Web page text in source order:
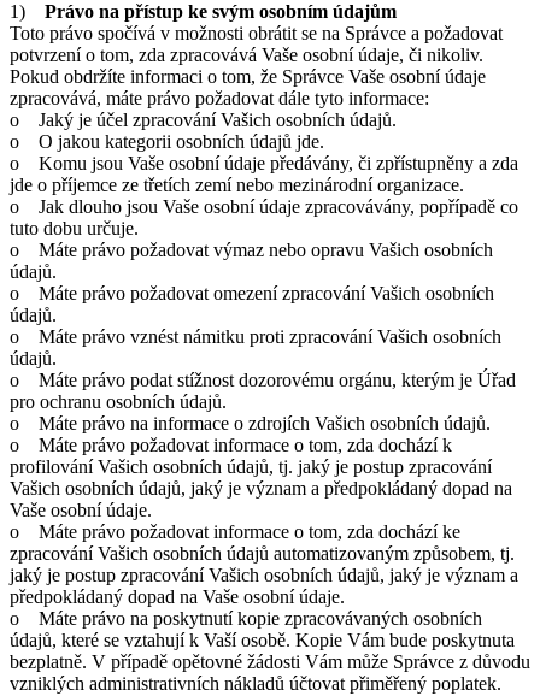
1) Právo na přístup ke svým osobním údajům
Toto právo spočívá v možnosti obrátit se na Správce a požadovat
potvrzení o tom, zda zpracovává Vaše osobní údaje, či nikoliv.
Pokud obdržíte informaci o tom, že Správce Vaše osobní údaje
zpracovává, máte právo požadovat dále tyto informace:
o Jaký je účel zpracování Vašich osobních údajů.
o O jakou kategorii osobních údajů jde.
o Komu jsou Vaše osobní údaje předávány, či zpřístupněny a zda
jde o příjemce ze třetích zemí nebo mezinárodní organizace.
o Jak dlouho jsou Vaše osobní údaje zpracovávány, popřípadě co
tuto dobu určuje.
o Máte právo požadovat výmaz nebo opravu Vašich osobních
údajů.
o Máte právo požadovat omezení zpracování Vašich osobních
údajů.
o Máte právo vznést námitku proti zpracování Vašich osobních
údajů.
o Máte právo podat stížnost dozorovému orgánu, kterým je Úřad
pro ochranu osobních údajů.
o Máte právo na informace o zdrojích Vašich osobních údajů.
o Máte právo požadovat informace o tom, zda dochází k
profilování Vašich osobních údajů, tj. jaký je postup zpracování
Vašich osobních údajů, jaký je význam a předpokládaný dopad na
Vaše osobní údaje.
o Máte právo požadovat informace o tom, zda dochází ke
zpracování Vašich osobních údajů automatizovaným způsobem, tj.
jaký je postup zpracování Vašich osobních údajů, jaký je význam a
předpokládaný dopad na Vaše osobní údaje.
o Máte právo na poskytnutí kopie zpracovávaných osobních
údajů, které se vztahují k Vaší osobě. Kopie Vám bude poskytnuta
bezplatně. V případě opětovné žádosti Vám může Správce z důvodu
vzniklých administrativních nákladů účtovat přiměřený poplatek.